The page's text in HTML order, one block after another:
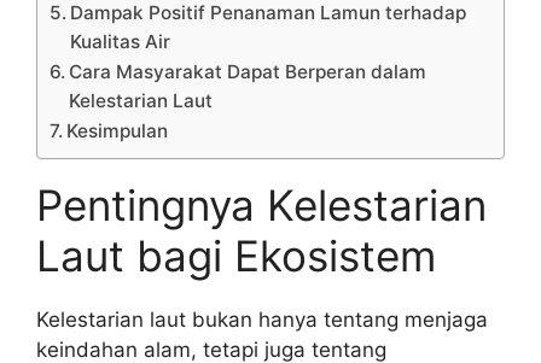
Dampak Positif Penanaman Lamun terhadap
Kualitas Air
Cara Masyarakat Dapat Berperan dalam
Kelestarian Laut
Kesimpulan
Pentingnya Kelestarian
Laut bagi Ekosistem
Kelestarian laut bukan hanya tentang menjaga
keindahan alam, tetapi juga tentang